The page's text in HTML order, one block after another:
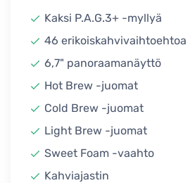
Kaksi P.A.G.3+ -myllyä
46 erikoiskahvivaihtoehtoa
6,7" panoraamanäyttö
Hot Brew -juomat
Cold Brew -juomat
Light Brew -juomat
Sweet Foam -vaahto
Kahviajastin